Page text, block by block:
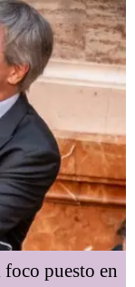
puesto en